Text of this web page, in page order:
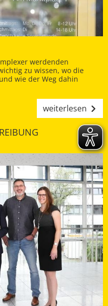
werdenden
zu wissen, wo die
wie der Weg dahin
weiterlesen